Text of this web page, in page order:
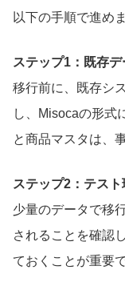
以下の手順で進め
ステップ1：既存
移行前に、既存シ
し、Misocaの形式
と商品マスタは、
ステップ2：テス
少量のデータで移
されることを確認
ておくことが重要で